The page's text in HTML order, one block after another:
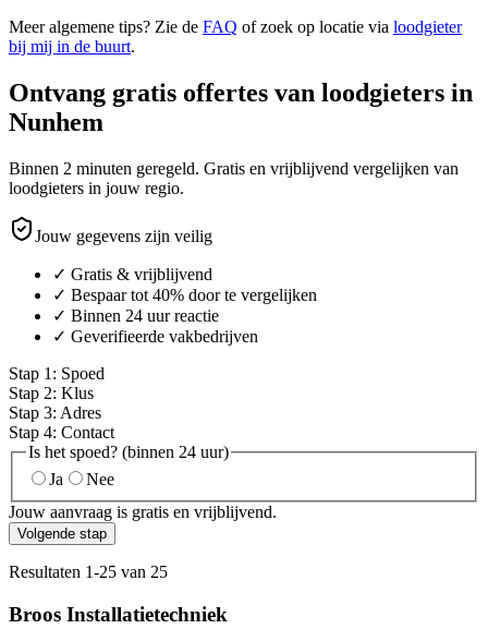
Meer algemene tips? Zie de FAQ of zoek op locatie via loodgieter
bij mij in de buurt.
Ontvang gratis offertes van loodgieters in
Nunhem
Binnen 2 minuten geregeld. Gratis en vrijblijvend vergelijken van
loodgieters in jouw regio.
Jouw gegevens zijn veilig
✓ Gratis & vrijblijvend
✓ Bespaar tot 40% door te vergelijken
✓ Binnen 24 uur reactie
✓ Geverifieerde vakbedrijven
Stap 1 : Spoed
Stap 2: Klus
Stap 3: Adres
Stap 4: Contact
Is het spoed? (binnen 24 uur)
Ja
Nee
Jouw aanvraag is gratis en vrijblijvend.
Volgende stap
Resultaten 1-25 van 25
Broos Installatietechniek